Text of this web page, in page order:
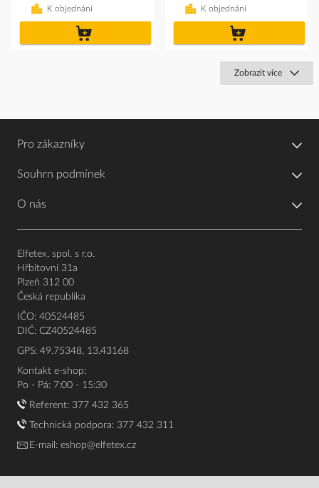
K objednání K objednání
Zobrazit více
Pro zákazníky
Souhrn podmínek
O nás
Elfetex, spol. s r.o.
Hřbitovní 31a
Plzeň 312 00
Česká republika
IČO: 40524485
DIČ: CZ40524485
GPS: 49.75348, 13.43168
Kontakt e-shop:
Po - Pá: 7:00 - 15:30
Referent: 377 432 365
Technická podpora: 377 432 311
E-mail: eshop@elfetex.cz